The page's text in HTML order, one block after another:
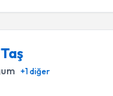
+1diğer